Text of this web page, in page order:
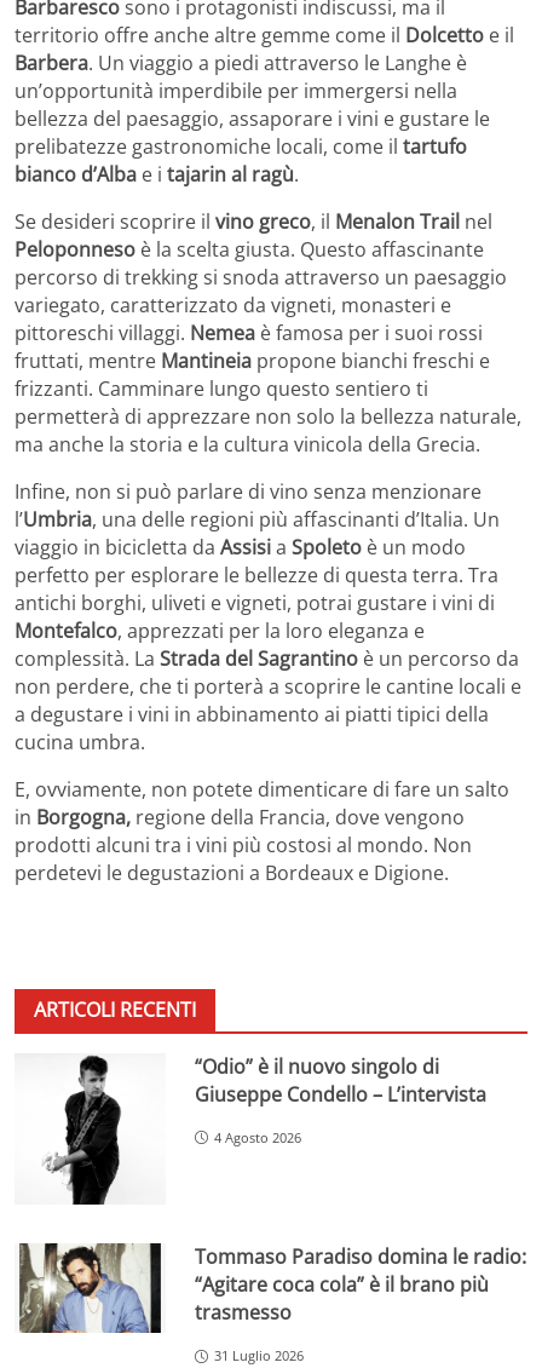
Barbarescosono i protagonisti indiscussi, ma il
territorio offre anche altre gemme come il Dolcetto e il
Barbera. Un viaggio a piedi attraverso le Langhe è
un’opportunità imperdibile per immergersi nella
bellezza del paesaggio, assaporare i vini e gustare le
prelibatezze gastronomiche locali, come il tartufo
bianco d’Alba e i tajarin al ragù.
Se desideri scoprire il vino greco, il Menalon Trail nel
Peloponneso è la scelta giusta. Questo affascinante
percorso di trekking si snoda attraverso un paesaggio
variegato, caratterizzato da vigneti, monasteri e
pittoreschi villaggi. Nemea è famosa per i suoi rossi
fruttati, mentre Mantineia propone bianchi freschi e
frizzanti. Camminare lungo questo sentiero ti
permetterà di apprezzare non solo la bellezza naturale,
ma anche la storia e la cultura vinicola della Grecia.
Infine, non si può parlare di vino senza menzionare
l’Umbria, una delle regioni più affascinanti d’Italia. Un
viaggio in bicicletta da Assisia Spoleto è un modo
perfetto per esplorare le bellezze di questa terra. Tra
antichi borghi, uliveti e vigneti, potrai gustare i vini di
Montefalco, apprezzati per la loro eleganza e
complessità. La Strada del Sagrantino è un percorso da
non perdere, che ti porterà a scoprire le cantine locali e
a degustare i vini in abbinamento ai piatti tipici della
cucina umbra.
E, ovviamente, non potete dimenticare di fare un salto
in Borgogna, regione della Francia, dove vengono
prodotti alcuni tra i vini più costosi al mondo. Non
perdetevi le degustazioni a Bordeaux e Digione.
ARTICOLI RECENTI
“Odio” è il nuovo singolo di
Giuseppe Condello – L’intervista
4 Agosto 2026
Tommaso Paradiso domina le radio:
“Agitare coca cola” è il brano più
trasmesso
31 Luglio 2026